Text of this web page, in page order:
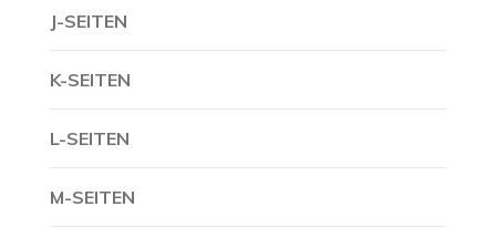
J-SEITEN
K-SEITEN
L-SEITEN
M-SEITEN